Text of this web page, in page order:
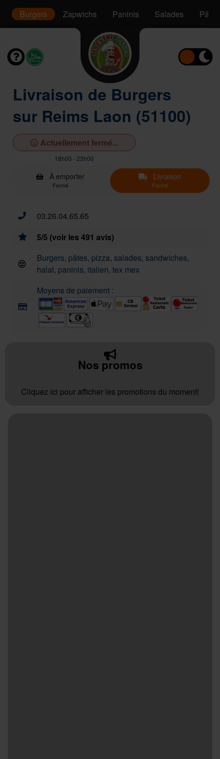
Burgers Zapwichs Paninis Salades Pâtes
Livraison de Burgers
sur Reims Laon (51100)
Actuellement fermé...
18h00 - 23h00
À emporter
Fermé
Livraison
Fermé
03.26.04.65.65
5/5 (voir les 491 avis)
Burgers, pâtes, pizza, salades, sandwiches,
halal, paninis, italien, tex mex
Moyens de paiement :
Nos promos
Cliquez ici pour afficher les promotions du moment!